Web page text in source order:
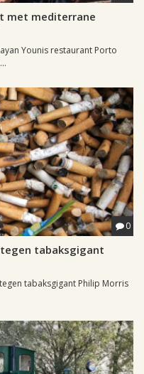
met mediterrane
Younis restaurant Porto
0
tabaksgigant
tabaksgigant Philip Morris